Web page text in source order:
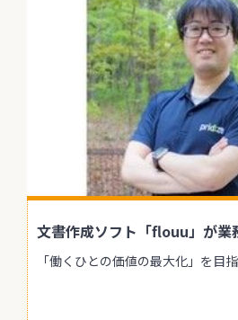
文書作成ソフト「flouu」が業
「働くひとの価値の最大化」を目